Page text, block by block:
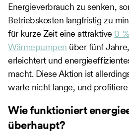
Energieverbrauch zu senken,
Betriebskosten langfristig zu
für kurze Zeit eine attraktive 0-
Wärmepumpen über fünf
erleichtert und
macht. Diese Aktion ist
warte nicht lange, und
Wie funktioniert
überhaupt?